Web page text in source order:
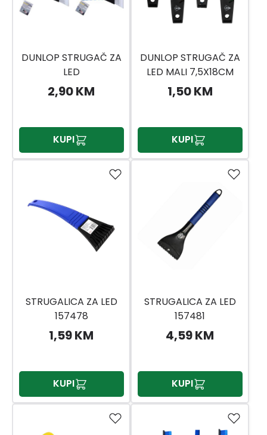
DUNLOP STRUGAČ ZA
LED
2,90 KM
KUPI
DUNLOP STRUGAČ ZA
LED MALI 7,5X18CM
1,50 KM
KUPI
STRUGALICA ZA LED
157478
1,59 KM
KUPI
STRUGALICA ZA LED
157481
4,59 KM
KUPI